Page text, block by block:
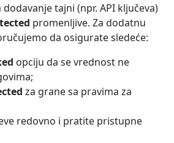
tajni (npr. API ključeva)
promenljive. Za dodatnu
da osigurate sledeće:
opciju da se vrednost ne
za grane sa pravima za
redovno i pratite pristupne